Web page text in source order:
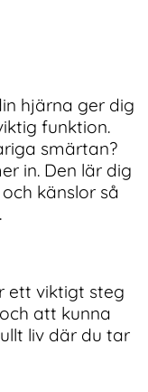
hjärna ger dig
funktion.
smärtan?
in. Den lär dig
känslor så
ett viktigt steg
att kunna
liv där du tar